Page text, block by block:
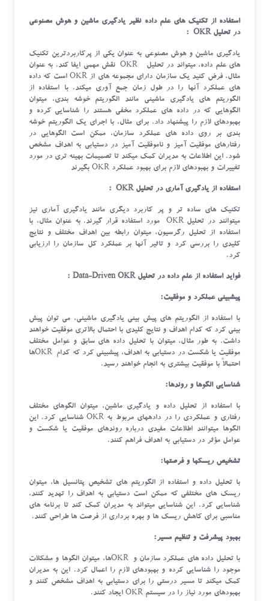
استفاده از تکنیک های علم داده نظیر یادگیری ماشین و هوش مصنوعی
در تحلیل OKR :
یادگیری ماشین و هوش مصنوعی به عنوان یکی از پرکاربردترین تکنیک
های علم داده، میتواند در تحلیل OKR نقش مهمی ایفا کند. به عنوان
مثال، فرض کنید یک سازمان دارای مجموعه های از OKR است که داده
های عملکرد آنها را در طول زمان جمع آوری میکند. با استفاده از
الگوریتم های یادگیری ماشینی مانند الگوریتم خوشه بندی، میتوان
الگوهایی که در داده های عملکرد مخفی هستند را شناسایی کرده و
بهبودهای لازم را پیشنهاد داد. برای مثال، با اجرای یک الگوریتم خوشه
بندی بر روی داده های عملکرد سازمان، ممکن است الگوهایی در
رفتارهای موفقیت آمیز و ناموفقیت آمیز در دستیابی به اهداف مشخص
شود. این اطلاعات به مدیران کمک میکند تا تصمیمات بهینه تری در مورد
تغییرات و بهبودهای لازم برای بهبود عملکرد OKR بگیرند
استفاده از یادگیری آماری در تحلیل OKR :
تکنیک های ساده تر و پر کاربرد دیگری مانند یادگیری آماری نیز
میتوانند در تحلیل OKR مورد استفاده قرار گیرند. به عنوان مثال، با
استفاده از تحلیل رگرسیون، میتوان رابطه بین اهداف مختلف و نتایج
کلیدی را بررسی کرد و تاثیر آنها بر عملکرد کل سازمان را ارزیابی
کرد.
فواید استفاده از علم داده در تحلیل Data-Driven OKR :
پیشبینی عملکرد و موفقیت:
با استفاده از الگوریتم های پیش بینی یادگیری ماشینی، می توان پیش
بینی کرد که کدام اهداف و نتایج کلیدی با احتمال بالاتری موفقیت خواهند
داشت. به طور مثال، میتوان با تحلیل داده های سابق و عوامل مختلف
موفقیت یا شکست در دستیابی به اهداف، پیشبینی کرد که کدام OKRها
احتمالاً با موفقیت بیشتری به انجام خواهند رسید.
شناسایی الگوها و روندها:
با استفاده از تحلیل داده و یادگیری ماشین، میتوان الگوهای مختلف
رفتاری و عملکردی را در دادههای مربوط به OKR شناسایی کرد. این
الگوها میتوانند اطلاعات مفیدی درباره روندهای موفقیت یا شکست و
عوامل مؤثر در دستیابی به اهداف فراهم کنند.
تشخیص ریسکها و فرصتها:
با تحلیل داده و استفاده از الگوریتم های تشخیص پتانسیل ها، میتوان
ریسک های مختلفی که ممکن است دستیابی به اهداف را تهدید کنند،
شناسایی کرد. این شناسایی میتواند به مدیران کمک کند تا برنامه های
مناسبی برای کاهش ریسک ها و بهره برداری از فرصت ها طراحی کنند.
بهبود پیشرفت و تنظیم مسیر:
با تحلیل داده های عملکرد سازمان و OKRها، میتوان الگوها و مشکلات
موجود را شناسایی کرده و بهبودهای لازم را اعمال کرد. این به مدیران
کمک میکند تا مسیر درستی را برای دستیابی به اهداف مشخص کنند و
بهبودهای مورد نیاز را در سیستم OKR ایجاد کنند.